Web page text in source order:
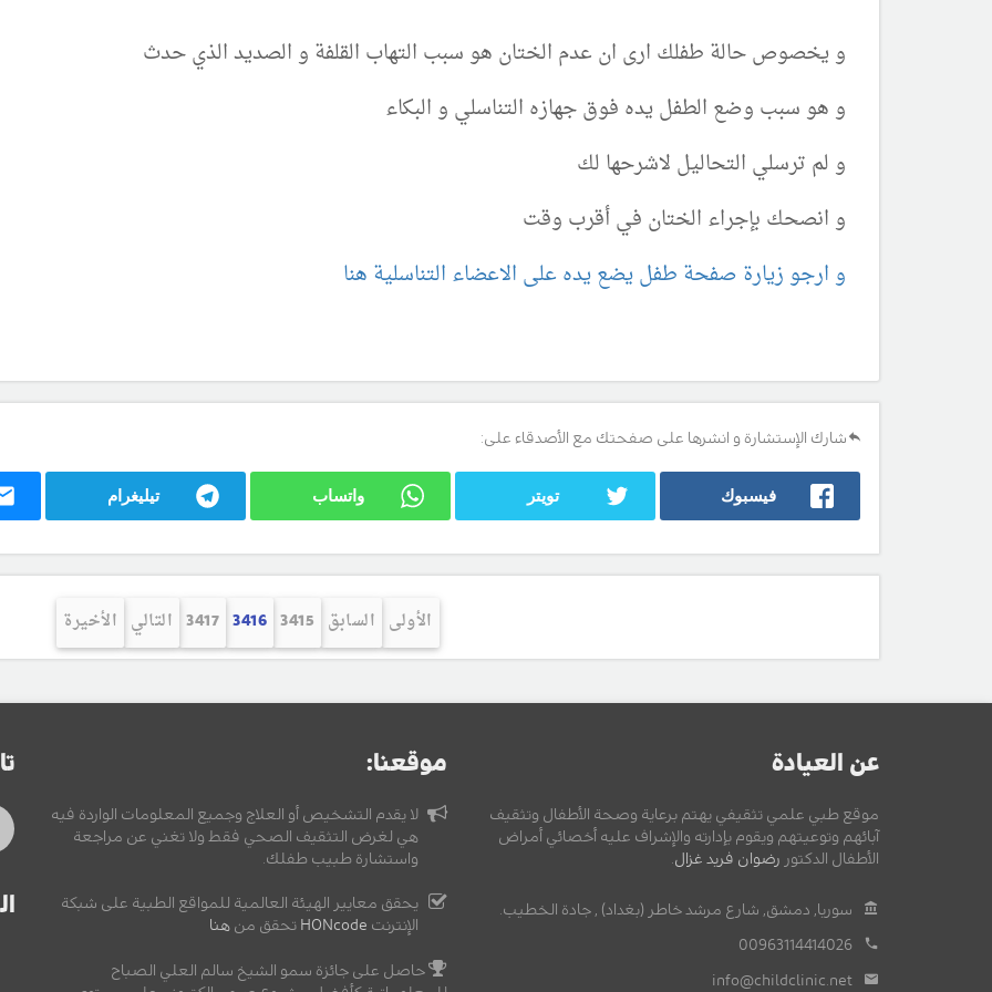
و يخصوص حالة طفلك ارى ان عدم الختان هو سبب التهاب القلفة و الصديد الذي حدث
و هو سبب وضع الطفل يده فوق جهازه التناسلي و البكاء
و لم ترسلي التحاليل لاشرحها لك
و انصحك بإجراء الختان في أقرب وقت
و ارجو زيارة صفحة طفل يضع يده على الاعضاء التناسلية هنا
شارك الإستشارة و انشرها على صفحتك مع الأصدقاء على:
فيسبوك تويتر واتساب تيليغرام
الأولى السابق 3415
3416
3417 التالي الأخيرة
عن العيادة
موقع طبي علمي تثقيفي يهتم برعاية وصحة الأطفال وتثقيف
آبائهم وتوعيتهم ويقوم بإدارته والإشراف عليه أخصائي أمراض
الأطفال الدكتور رضوان فريد غزال
سوريا, دمشق, شارع مرشد خاطر (بغداد) , جادة الخطيب.
00963114414026
info@childclinic.net
موقعنا:
لا يقدم التشخيص أو العلاج وجميع المعلومات الواردة فيه
هي لغرض التثقيف الصحي فقط ولا تغني عن مراجعة
واستشارة طبيب طفلك.
يحقق معايير الهيئة العالمية للمواقع الطبية على شبكة
الإنترنت HONcode تحقق من هنا
حاصل على جائزة سمو الشيخ سالم العلي الصباح